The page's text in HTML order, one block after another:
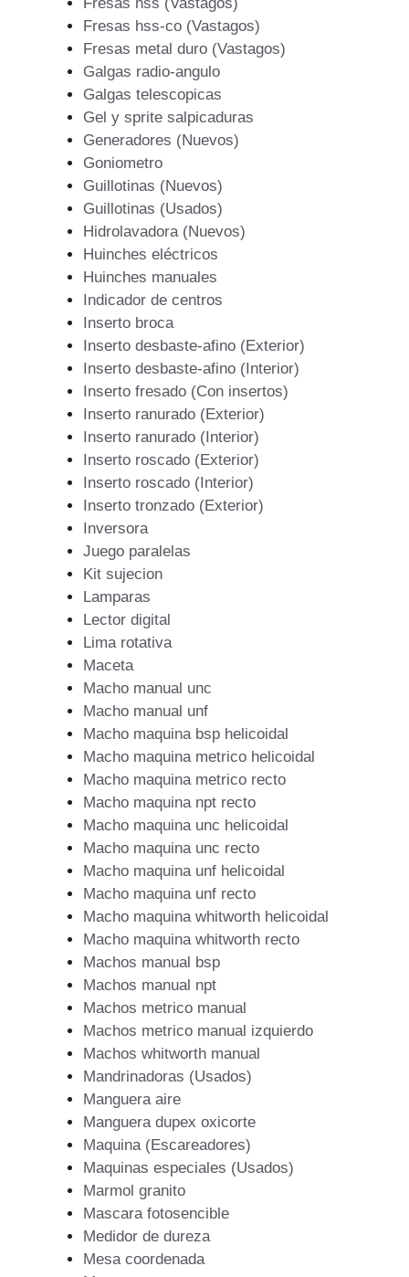
Fresas hss (Vastagos)
Fresas hss-co (Vastagos)
Fresas metal duro (Vastagos)
Galgas radio-angulo
Galgas telescopicas
Gel y sprite salpicaduras
Generadores (Nuevos)
Goniometro
Guillotinas (Nuevos)
Guillotinas (Usados)
Hidrolavadora (Nuevos)
Huinches eléctricos
Huinches manuales
Indicador de centros
Inserto broca
Inserto desbaste-afino (Exterior)
Inserto desbaste-afino (Interior)
Inserto fresado (Con insertos)
Inserto ranurado (Exterior)
Inserto ranurado (Interior)
Inserto roscado (Exterior)
Inserto roscado (Interior)
Inserto tronzado (Exterior)
Inversora
Juego paralelas
Kit sujecion
Lamparas
Lector digital
Lima rotativa
Maceta
Macho manual unc
Macho manual unf
Macho maquina bsp helicoidal
Macho maquina metrico helicoidal
Macho maquina metrico recto
Macho maquina npt recto
Macho maquina unc helicoidal
Macho maquina unc recto
Macho maquina unf helicoidal
Macho maquina unf recto
Macho maquina whitworth helicoidal
Macho maquina whitworth recto
Machos manual bsp
Machos manual npt
Machos metrico manual
Machos metrico manual izquierdo
Machos whitworth manual
Mandrinadoras (Usados)
Manguera aire
Manguera dupex oxicorte
Maquina (Escareadores)
Maquinas especiales (Usados)
Marmol granito
Mascara fotosencible
Medidor de dureza
Mesa coordenada